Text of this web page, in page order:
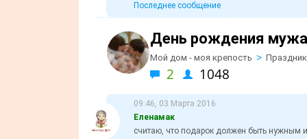
Последнее сообщение
День рождения
Мой дом - моя крепость >
2 1048
09:46, 03 Марта 2016
Еленамак
считаю, что подарок должен быть нужным